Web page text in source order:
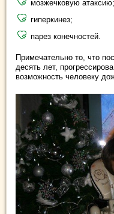
мозжечковую атаксию;
гиперкинез;
парез конечностей.
Примечательно то, что
десять лет,
возможность человеку